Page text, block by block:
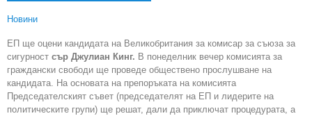
Новини
ЕП ще оцени кандидата на Великобритания за комисар за съюза за
сигурност сър Джулиан Кинг. В понеделник вечер комисията за
граждански свободи ще проведе обществено прослушване на
кандидата. На основата на препоръката на комисията
Председателският съвет (председателят на ЕП и лидерите на
политическите групи) ще решат, дали да приключат процедурата, а